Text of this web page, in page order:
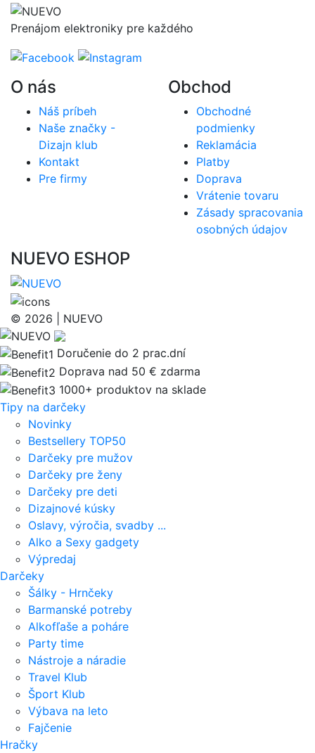
Prenájom elektroniky pre každého
O nás
Náš príbeh
Naše značky -
Dizajn klub
Kontakt
Pre firmy
Obchod
Obchodné
podmienky
Reklamácia
Platby
Doprava
Vrátenie tovaru
Zásady spracovania
osobných údajov
NUEVO ESHOP
© 2026 | NUEVO
Doručenie do 2 prac.dní
Doprava nad 50 € zdarma
1000+ produktov na sklade
Tipy na darčeky
Novinky
Bestsellery TOP50
Darčeky pre mužov
Darčeky pre ženy
Darčeky pre deti
Dizajnové kúsky
Oslavy, výročia, svadby ...
Alko a Sexy gadgety
Výpredaj
Darčeky
Šálky - Hrnčeky
Barmanské potreby
Alkofľaše a poháre
Party time
Nástroje a náradie
Travel Klub
Šport Klub
Výbava na leto
Fajčenie
Hračky